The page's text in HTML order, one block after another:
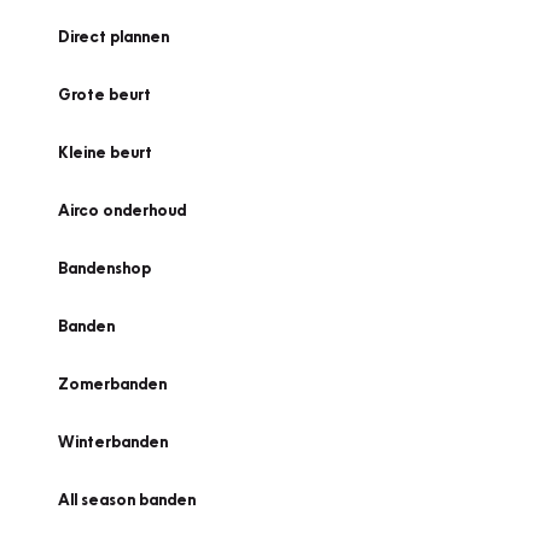
Direct plannen
Grote beurt
Kleine beurt
Airco onderhoud
Bandenshop
Banden
Zomerbanden
Winterbanden
All season banden